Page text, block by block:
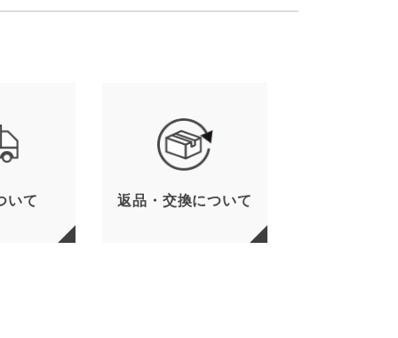
いて 返品・交換について